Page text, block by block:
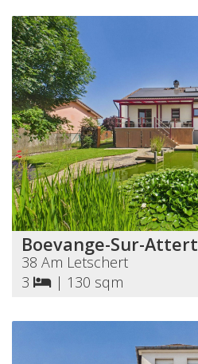
Boevange-Sur-Attert
38 Am Letschert
3
| 130 sqm